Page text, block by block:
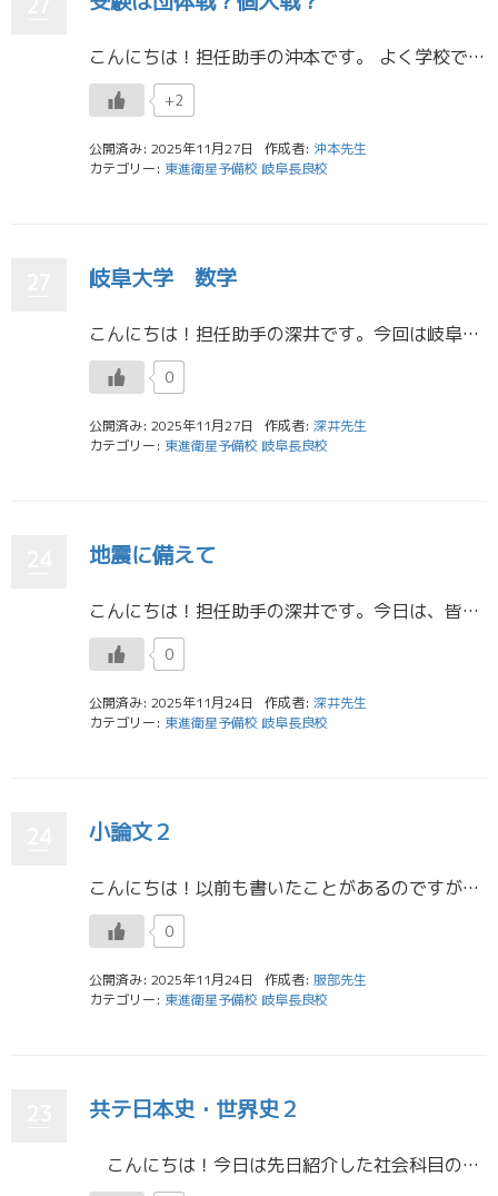
こんにちは！担任助手の沖本です。 よく学校では、受験は団体戦だ。と言われると思います。実際、私が通っていた高校では耳にタコが出来るほど聞きました。確かに団体戦のような側面があることは間違いないと思います。しかし、個人戦の […]
+2
公開済み: 2025年11月27日 作成者: 沖本先生
カテゴリー: 東進衛星予備校 岐阜長良校
岐阜大学 数学
こんにちは！担任助手の深井です。今回は岐阜大学二次試験の数学について特徴や対策を書こうと思います。 ① 標準〜やや難レベルが中心。奇問・難問は少なめ 岐阜大学の数学は、難関国公立のような超難問はほとんど見られません。一方 […]
0
公開済み: 2025年11月27日 作成者: 深井先生
カテゴリー: 東進衛星予備校 岐阜長良校
地震に備えて
こんにちは！担任助手の深井です。今日は、皆さんの命を守るためにとても大切な「防災」についてお話しします。知っている人も多いと思いますが、近年「南海トラフ地震が近い」と言われています。政府の地震調査委員会は、今後30年以内 […]
0
公開済み: 2025年11月24日 作成者: 深井先生
カテゴリー: 東進衛星予備校 岐阜長良校
小論文２
こんにちは！以前も書いたことがあるのですが、今回は小論文について書こうと思います！ 小論文は単なる国語力の試験ではなく、論理的思考力・表現力・問題解決力を試されるものです。では、どのように取り組めばよいのでしょうか。 ま […]
0
公開済み: 2025年11月24日 作成者: 服部先生
カテゴリー: 東進衛星予備校 岐阜長良校
共テ日本史・世界史２
こんにちは！今日は先日紹介した社会科目の対策の続きを書きたいと思います。私は日本史と世界史を選択していて、２つの教科の違いについては先日のブロブで書いたのでまた見てくださると嬉しいです！今日はどちらにも共通する暗記方法 […]